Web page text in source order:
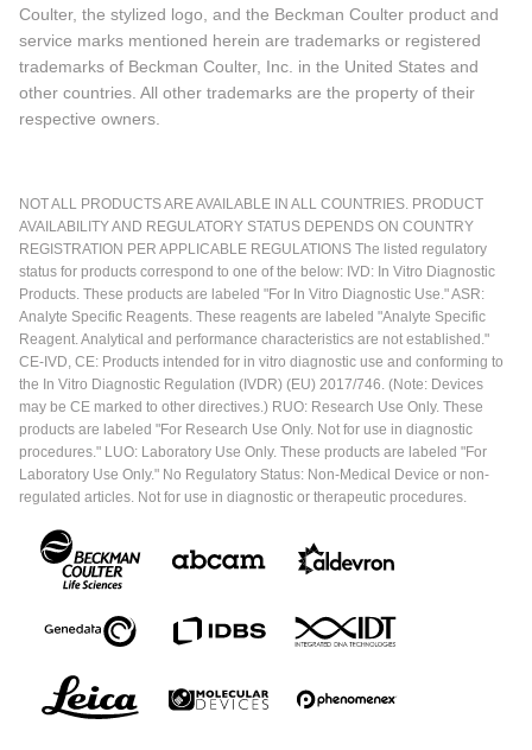
Coulter, the stylized logo, and the Beckman Coulter product and
service marks mentioned herein are trademarks or registered
trademarks of Beckman Coulter, Inc. in the United States and
other countries. All other trademarks are the property of their
respective owners.
NOT ALL PRODUCTS ARE AVAILABLE IN ALL COUNTRIES. PRODUCT
AVAILABILITY AND REGULATORY STATUS DEPENDS ON COUNTRY
REGISTRATION PER APPLICABLE REGULATIONS The listed regulatory
status for products correspond to one of the below: IVD: In Vitro Diagnostic
Products. These products are labeled "For In Vitro Diagnostic Use." ASR:
Analyte Specific Reagents. These reagents are labeled "Analyte Specific
Reagent. Analytical and performance characteristics are not established."
CE-IVD, CE: Products intended for in vitro diagnostic use and conforming to
the In Vitro Diagnostic Regulation (IVDR) (EU) 2017/746. (Note: Devices
may be CE marked to other directives.) RUO: Research Use Only. These
products are labeled "For Research Use Only. Not for use in diagnostic
procedures." LUO: Laboratory Use Only. These products are labeled "For
Laboratory Use Only." No Regulatory Status: Non-Medical Device or non-
regulated articles. Not for use in diagnostic or therapeutic procedures.